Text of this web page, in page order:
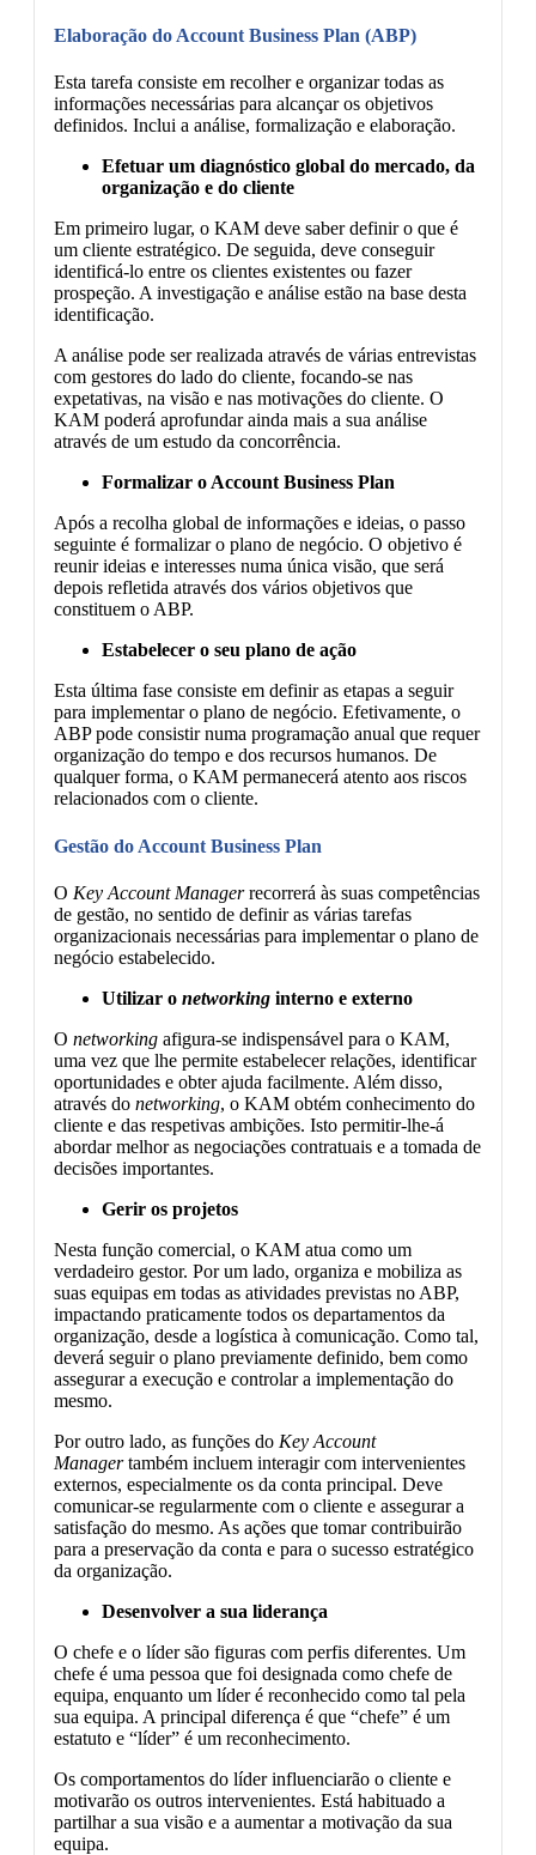
Elaboração do Account Business Plan (ABP)
Esta tarefa consiste em recolher e organizar todas as
informações necessárias para alcançar os objetivos
definidos. Inclui a análise, formalização e elaboração.
Efetuar um diagnóstico global do mercado, da
organização e do cliente
Em primeiro lugar, o KAM deve saber definir o que é
um cliente estratégico. De seguida, deve conseguir
identificá-lo entre os clientes existentes ou fazer
prospeção. A investigação e análise estão na base desta
identificação.
A análise pode ser realizada através de várias entrevistas
com gestores do lado do cliente, focando-se nas
expetativas, na visão e nas motivações do cliente. O
KAM poderá aprofundar ainda mais a sua análise
através de um estudo da concorrência.
Formalizar o Account Business Plan
Após a recolha global de informações e ideias, o passo
seguinte é formalizar o plano de negócio. O objetivo é
reunir ideias e interesses numa única visão, que será
depois refletida através dos vários objetivos que
constituem o ABP.
Estabelecer o seu plano de ação
Esta última fase consiste em definir as etapas a seguir
para implementar o plano de negócio. Efetivamente, o
ABP pode consistir numa programação anual que requer
organização do tempo e dos recursos humanos. De
qualquer forma, o KAM permanecerá atento aos riscos
relacionados com o cliente.
Gestão do Account Business Plan
O Key Account Managerrecorrerá às suas competências
de gestão, no sentido de definir as várias tarefas
organizacionais necessárias para implementar o plano de
negócio estabelecido.
Utilizar o networking interno e externo
O networking afigura-se indispensável para o KAM,
uma vez que lhe permite estabelecer relações, identificar
oportunidades e obter ajuda facilmente. Além disso,
através do networking, o KAM obtém conhecimento do
cliente e das respetivas ambições. Isto permitir-lhe-á
abordar melhor as negociações contratuais e a tomada de
decisões importantes.
Gerir os projetos
Nesta função comercial, o KAM atua como um
verdadeiro gestor. Por um lado, organiza e mobiliza as
suas equipas em todas as atividades previstas no ABP,
impactando praticamente todos os departamentos da
organização, desde a logística à comunicação. Como tal,
deverá seguir o plano previamente definido, bem como
assegurar a execução e controlar a implementação do
mesmo.
Por outro lado, as funções do Key Account
Managertambém incluem interagir com intervenientes
externos, especialmente os da conta principal. Deve
comunicar-se regularmente com o cliente e assegurar a
satisfação do mesmo. As ações que tomar contribuirão
para a preservação da conta e para o sucesso estratégico
da organização.
Desenvolver a sua liderança
O chefe e o líder são figuras com perfis diferentes. Um
chefe é uma pessoa que foi designada como chefe de
equipa, enquanto um líder é reconhecido como tal pela
sua equipa. A principal diferença é que “chefe” é um
estatuto e “líder” é um reconhecimento.
Os comportamentos do líder influenciarão o cliente e
motivarão os outros intervenientes. Está habituado a
partilhar a sua visão e a aumentar a motivação da sua
equipa.